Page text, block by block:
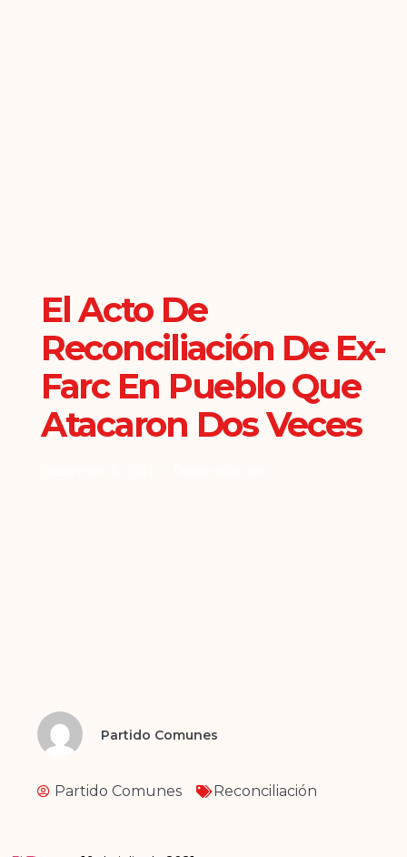
El Acto De
Reconciliación De Ex-
Farc En Pueblo Que
Atacaron Dos Veces
Partido Comunes
Partido Comunes Reconciliación